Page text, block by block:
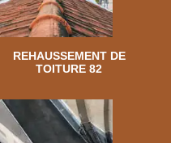
REHAUSSEMENT DE
TOITURE 82